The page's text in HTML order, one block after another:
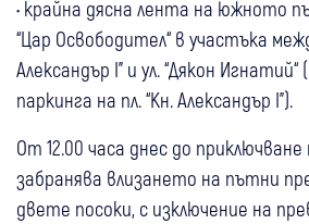
• крайна дясна лента на южното
“Цар Освободител“ в участъка
Александър I” и ул. “Дякон
паркинга на пл. “Кн. Александър I”).
От 12.00 часа днес до
забранява влизането на пътни
двете посоки, с изключение на